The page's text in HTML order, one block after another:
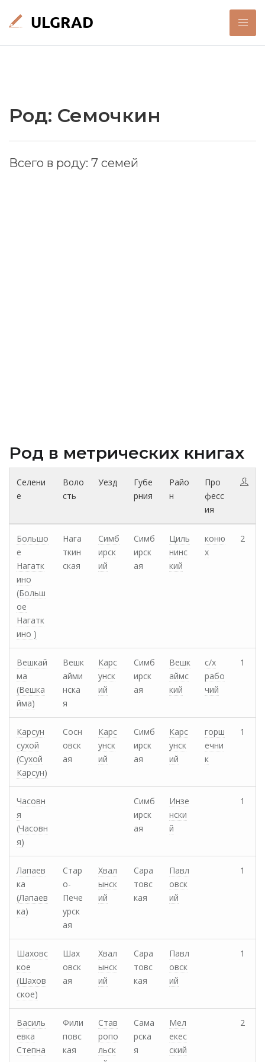
Род: Семочкин
Всего в роду: 7 семей
Род в метрических книгах
Селени
е
Воло
сть
Уезд
Губе
рния
Райо
н
Про
фесс
ия
Большо
е
Нагатк
ино
(Больш
ое
Нагатк
ино )
Нага
ткин
ская
Симб
ирск
ий
Симб
ирск
ая
Циль
нинс
кий
коню
х
2
Вешкай
ма
(Вешка
йма)
Вешк
айми
нска
я
Карс
унск
ий
Симб
ирск
ая
Вешк
аймс
кий
с/х
рабо
чий
1
Карсун
сухой
(Сухой
Карсун)
Сосн
овск
ая
Карс
унск
ий
Симб
ирск
ая
Карс
унск
ий
горш
ечни
к
1
Часовн
я
(Часовн
я)
Симб
ирск
ая
Инзе
нски
й
1
Лапаев
ка
(Лапаев
ка)
Стар
о-
Пече
урск
ая
Хвал
ынск
ий
Сара
товс
кая
Павл
овск
ий
1
Шаховс
кое
(Шахов
ское)
Шах
овск
ая
Хвал
ынск
ий
Сара
товс
кая
Павл
овск
ий
1
Василь
евка
Степна
Фили
повс
кая
Став
ропо
льск
Сама
рска
я
Мел
екес
ский
2